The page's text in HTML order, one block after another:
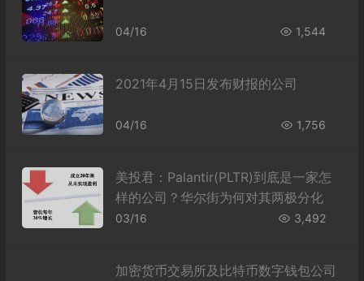
04/16 1,544
2021年4月15日发布财报的公司
04/16 1,756
美投君：Palantir(PLTR)到底是一家怎
样的公司？华尔街为何对其两极分化
03/16 3,492
加密货币交易所及比特币数字钱包公司